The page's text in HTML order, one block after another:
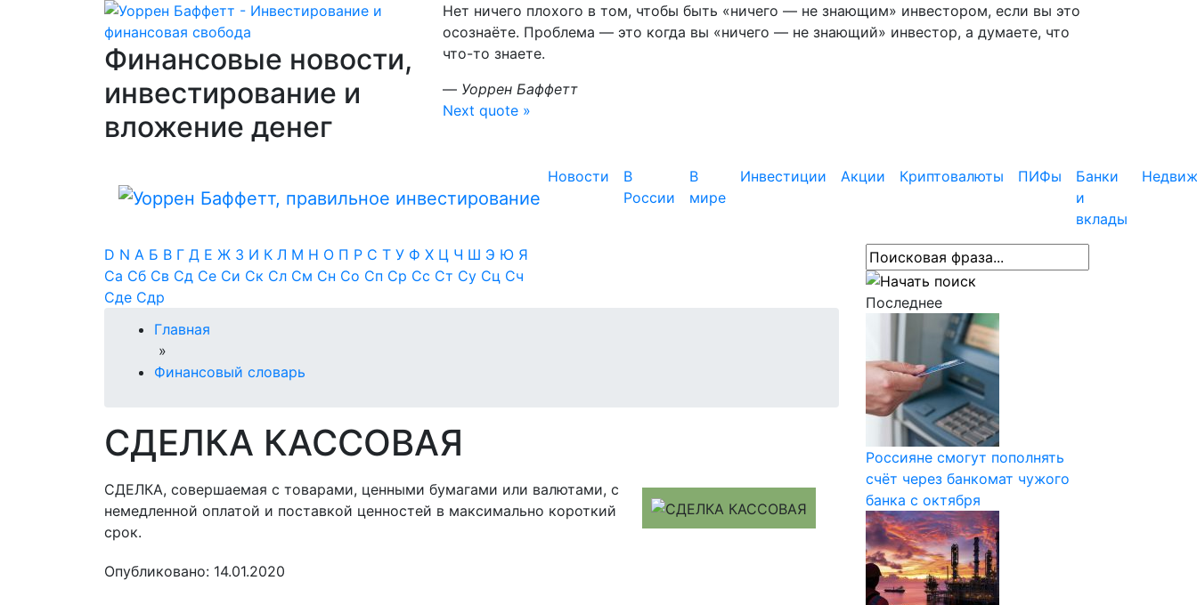
Финансовые новости,
инвестирование и
вложение денег
Нет ничего плохого в том, чтобы быть «ничего — не знающим» инвестором, если вы это
осознаёте. Проблема — это когда вы «ничего — не знающий» инвестор, а думаете, что
что-то знаете.
— Уоррен Баффетт
Next quote »
Новости
В
России
В
мире
Инвестиции Акции Криптовалюты ПИФы
Банки
и
вклады
D N А Б В Г Д Е Ж З И К Л М Н О П Р С Т У Ф Х Ц Ч Ш Э Ю Я
Са Сб Св Сд Се Си Ск Сл См Сн Со Сп Ср Сс Ст Су Сц Сч
Сде Сдр
Главная
»
Финансовый словарь
СДЕЛКА КАССОВАЯ
СДЕЛКА, совершаемая с товарами, ценными бумагами или валютами, с
немедленной оплатой и поставкой ценностей в максимально короткий
срок.
Опубликовано: 14.01.2020
Последнее
Россияне смогут пополнять
счёт через банкомат чужого
банка с октября